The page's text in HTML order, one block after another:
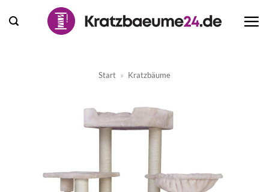
Inhalt
Start » Kratzbäume